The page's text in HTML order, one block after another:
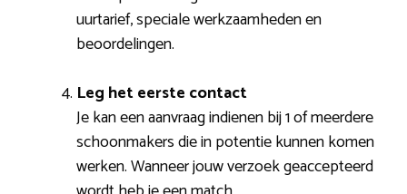
uurtarief, speciale werkzaamheden en
beoordelingen.
Leg het eerste contact
Je kan een aanvraag indienen bij 1 of meerdere
schoonmakers die in potentie kunnen komen
werken. Wanneer jouw verzoek geaccepteerd